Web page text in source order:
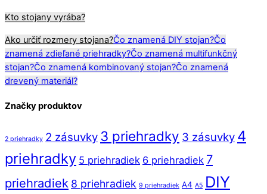
Kto stojany vyrába?
Ako určiť rozmery stojana?Čo znamená DIY stojan?Čo
znamená zdieľané priehradky?Čo znamená multifunkčný
stojan?Čo znamená kombinovaný stojan?Čo znamená
drevený materiál?
Značky produktov
2 priehradky 2 zásuvky 3 priehradky 3 zásuvky 4
priehradky 5 priehradiek 6 priehradiek 7
priehradiek 8 priehradiek 9 priehradiek A4 A5 DIY